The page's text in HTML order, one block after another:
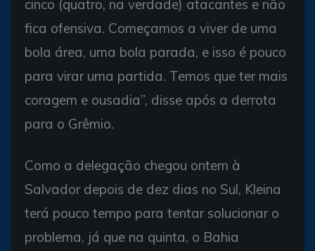
cinco (quatro, na verdade) atacantes e não
fica ofensiva. Começamos a viver de uma
bola área, uma bola parada, e isso é pouco
para virar uma partida. Temos que ter mais
coragem e ousadia”, disse após a derrota
para o Grêmio.
Como a delegação chegou ontem à
Salvador depois de dez dias no Sul, Kleina
terá pouco tempo para tentar solucionar o
problema, já que na quinta, o Bahia